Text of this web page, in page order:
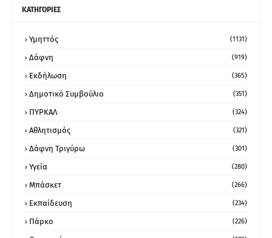
ΚΑΤΗΓΟΡΙΕΣ
Υμηττός (1131)
Δάφνη (919)
Εκδήλωση (365)
Δημοτικό Συμβούλιο (351)
ΠΥΡΚΑΛ (324)
Αθλητισμός (321)
Δάφνη Τριγύρω (301)
Υγεία (280)
Μπάσκετ (266)
Εκπαίδευση (234)
Πάρκο (226)